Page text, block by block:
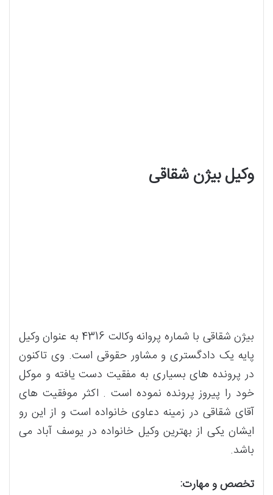
وکیل بیژن شقاقی
بیژن شقاقی با شماره پروانه وکالت 4316 به عنوان وکیل
پایه یک دادگستری و مشاور حقوقی است. وی تاکنون
در پرونده های بسیاری به مفقیت دست یافته و موکل
خود را پیروز پرونده نموده است . اکثر موفقیت های
آقای شقاقی در زمینه دعاوی خانواده است و از این رو
ایشان یکی از بهترین وکیل خانواده در یوسف آباد می
باشد.
تخصص و مهارت: